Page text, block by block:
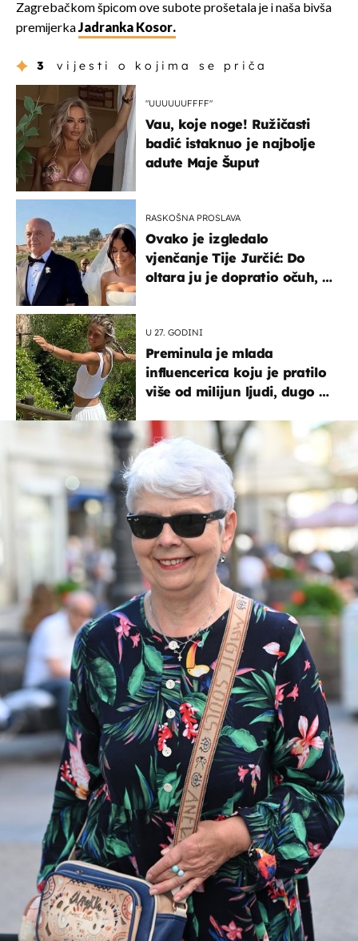
Zagrebačkom špicom ove subote prošetala je i naša bivša
premijerkaJadranka Kosor.
3 vijesti o kojima se priča
"UUUUUUFFFF"
Vau, koje noge! Ružičasti
badić istaknuo je najbolje
adute Maje Šuput
RASKOŠNA PROSLAVA
Ovako je izgledalo
vjenčanje Tije Jurčić: Do
oltara ju je dopratio očuh, a
U 27. GODINI
Preminula je mlada
influencerica koju je pratilo
više od milijun ljudi, dugo se